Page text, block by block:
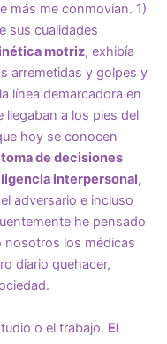
más me conmovían. 1)
sus cualidades
motriz, exhibía
arremetidas y golpes y
línea demarcadora en
llegaban a los pies del
hoy se conocen
de decisiones
interpersonal,
adversario e incluso
he pensado
nosotros los médicas
diario quehacer,
o el trabajo. El